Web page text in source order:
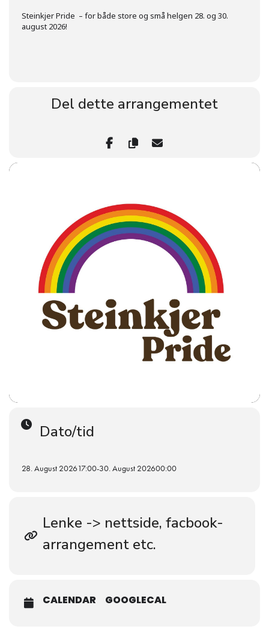
Steinkjer Pride – for både store og små helgen 28. og 30.
august 2026!
Del dette arrangementet
Dato/tid
28. August 202617:00-30. August 202600:00
Lenke -> nettside, facbook-
arrangement etc.
CALENDAR GOOGLECAL